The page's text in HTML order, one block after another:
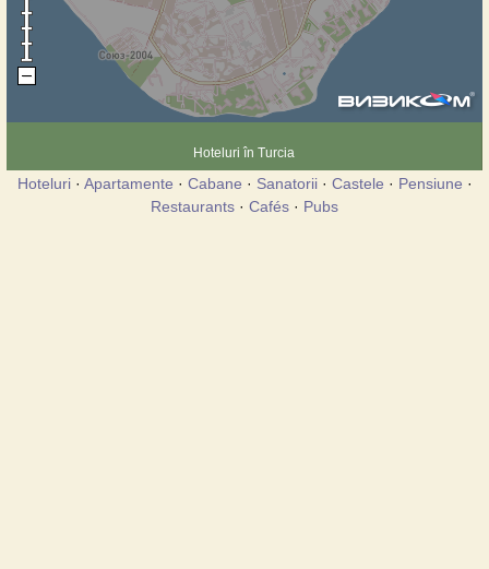
Hoteluri în Turcia
Hoteluri· Apartamente · Cabane · Sanatorii· Castele · Pensiune ·
Restaurants · Cafés · Pubs